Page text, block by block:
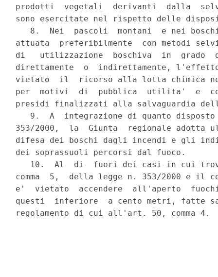
prodotti  vegetali  derivanti  dalla
sono esercitate nel rispetto delle
8.  Nei  pascoli  montani  e nei
attuata  preferibilmente  con metodi
di   utilizzazione  boschiva  in  grado
direttamente  o  indirettamente,
vietato  il  ricorso alla lotta chimica
per  motivi  di  pubblica  utilita'  e
presidi finalizzati alla salvaguardia
9.  A  integrazione di quanto
353/2000,  la  Giunta  regionale
difesa dei boschi dagli incendi e gli
dei soprassuoli percorsi dal fuoco.
10.  Al  di  fuori dei casi in cui
comma  5,  della legge n. 353/2000 e il
e'  vietato  accendere  all'aperto
questi  inferiore  a cento metri, fatte